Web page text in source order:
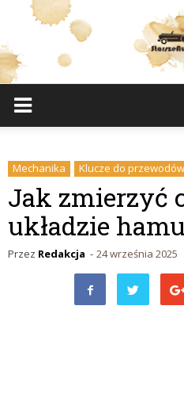
Mechanika Klucze do
Jak zmierzyć
układzie
Przez Redakcja - 24 września 2025